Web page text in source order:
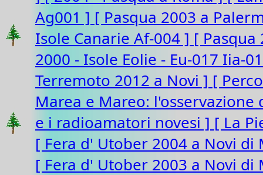
Ag001 ] [ Pasqua 2003 a
Isole Canarie Af-004 ] [ Pasqua
2000 - Isole Eolie - Eu-017 Iia-
Terremoto 2012 a Novi ] [
Marea e Mareo:
e i radioamatori novesi ] [ La
[ Fera d' Utober 2004 a Novi
[ Fera d' Utober 2003 a Novi